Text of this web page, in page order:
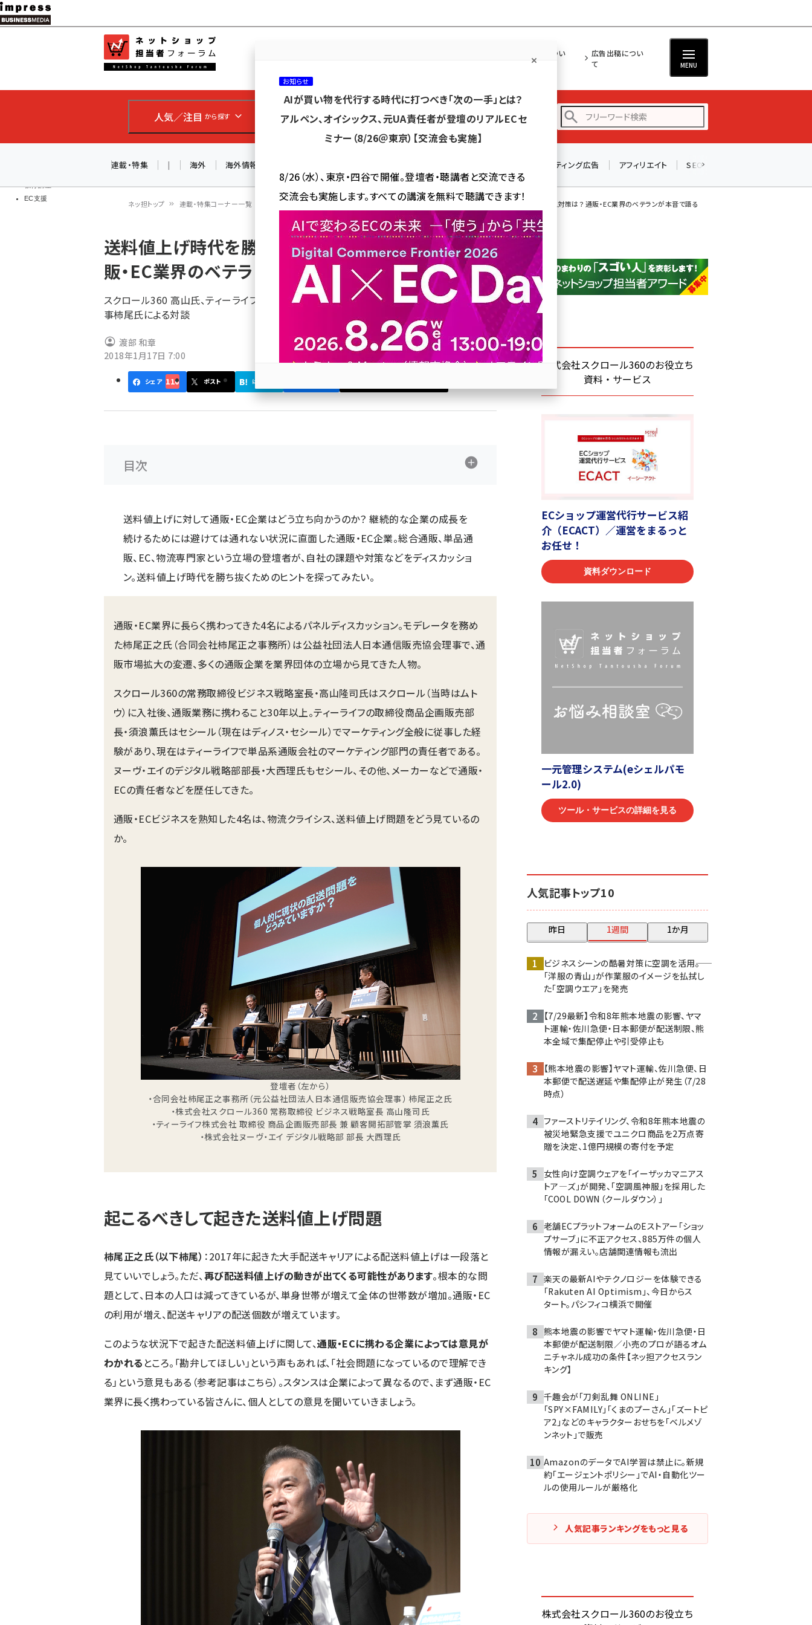
メ
イ
ン
ツ
移
教育講座
EC支援
ネッ担につい
広告出稿につい
て
MENU
人気／注目 から探す カテゴリ／種別 から探す セミナー／イベント から探す
アスクル (1118)
base (1071)
連載・特集 | 海外 海外情報 リスティング広告 アフィリエイト SEO
ン
く
ず
ネッ担トップ 連載・特集コーナー一覧 ネットショップ担当者フォーラム 2017 セミナーレポート 送料値上げ時代を勝ち抜くための物流対策は？ 通販・EC業界のベテランが本音で語る
送料値上げ時代を勝ち抜くための物流対策は？ 通
販・EC業界のベテランが本音で語る
スクロール360 高山氏、ティーライフ 須浪氏、ヌーヴ・エイ 大西氏と、元日本通信販売協会理
事柿尾氏による対談
渡部 和章
2018年1月17日 7:00
シェア 116 ポスト はてブ
目次
送料値上げに対して通販・EC企業はどう立ち向かうのか？ 継続的な企業の成長を
続けるためには避けては通れない状況に直面した通販・EC企業。総合通販、単品通
販、EC、物流専門家という立場の登壇者が、自社の課題や対策などをディスカッショ
ン。送料値上げ時代を勝ち抜くためのヒントを探ってみたい。
通販・EC業界に長らく携わってきた4名によるパネルディスカッション。モデレータを務め
た柿尾正之氏（合同会社柿尾正之事務所）は公益社団法人日本通信販売協会理事で、通
販市場拡大の変遷、多くの通販企業を業界団体の立場から見てきた人物。
スクロール360の常務取締役ビジネス戦略室長・高山隆司氏はスクロール（当時はムト
ウ）に入社後、通販業務に携わること30年以上。ティーライフの取締役商品企画販売部
長・須浪薫氏はセシール（現在はディノス・セシール）でマーケティング全般に従事した経
験があり、現在はティーライフで単品系通販会社のマーケティング部門の責任者である。
ヌーヴ・エイのデジタル戦略部部長・大西理氏もセシール、その他、メーカーなどで通販・
ECの責任者などを歴任してきた。
通販・ECビジネスを熟知した4名は、物流クライシス、送料値上げ問題をどう見ているの
か。
登壇者（左から）
・合同会社柿尾正之事務所（元公益社団法人日本通信販売協会理事） 柿尾正之氏
・株式会社スクロール360 常務取締役 ビジネス戦略室長 高山隆司氏
・ティーライフ株式会社 取締役 商品企画販売部長 兼 顧客開拓部管掌 須浪薫氏
・株式会社ヌーヴ・エイ デジタル戦略部 部長 大西理氏
起こるべきして起きた送料値上げ問題
柿尾正之氏（以下柿尾） ：2017年に起きた大手配送キャリアによる配送料値上げは一段落と
見ていいでしょう。ただ、再び配送料値上げの動きが出てくる可能性があります。根本的な問
題として、日本の人口は減ってきているが、単身世帯が増えて全体の世帯数が増加。通販・EC
の利用が増え、配送キャリアの配送個数が増えています。
このような状況下で起きた配送料値上げに関して、通販・ECに携わる企業によっては意見が
わかれる ところ。「勘弁してほしい」という声もあれば、「社会問題になっているので理解でき
る」という意見もある （参考記事はこちら） 。スタンスは企業によって異なるので、まず通販・EC
業界に長く携わっている皆さんに、個人としての意見を聞いていきましょう。
人気記事トップ10
昨日 1週間 1か月
ビジネスシーンの酷暑対策に空調を活用――。
「洋服の青山」が作業服のイメージを払拭し
た「空調ウエア」を発売
【7/29最新】令和8年熊本地震の影響、ヤマ
ト運輸・佐川急便・日本郵便が配送制限、熊
本全域で集配停止や引受停止も
【熊本地震の影響】ヤマト運輸、佐川急便、日
本郵便で配送遅延や集配停止が発生（7/28
時点）
ファーストリテイリング、令和8年熊本地震の
被災地緊急支援でユニクロ商品を2万点寄
贈を決定、1億円規模の寄付を予定
女性向け空調ウェアを「イーザッカマニアス
トア―ズ」が開発、「空調風神服」を採用した
「COOL DOWN（クールダウン）」
老舗ECプラットフォームのEストアー「ショッ
プサーブ」に不正アクセス、885万件の個人
情報が漏えい。店舗関連情報も流出
楽天の最新AIやテクノロジーを体験できる
「Rakuten AI Optimism」、今日からス
タート。パシフィコ横浜で開催
熊本地震の影響でヤマト運輸・佐川急便・日
本郵便が配送制限／小売のプロが語るオム
ニチャネル成功の条件【ネッ担アクセスラン
キング】
千趣会が「刀剣乱舞 ONLINE」
「SPY×FAMILY」「くまのプーさん」「ズートピ
ア2」などのキャラクターおせちを「ベルメゾ
ンネット」で販売
AmazonのデータでAI学習は禁止に。新規
約「エージェントポリシー」でAI・自動化ツー
ルの使用ルールが厳格化
人気記事ランキングをもっと見る
お知らせ
AIが買い物を代行する時代に打つべき「次の一手」とは？
アルペン、オイシックス、元UA責任者が登壇のリアルECセ
ミナー（8/26＠東京）【交流会も実施】
8/26（水）、東京・四谷で開催。登壇者・聴講者と交流できる
交流会も実施します。すべての講演を無料で聴講できます！
参加登録はこちら↑